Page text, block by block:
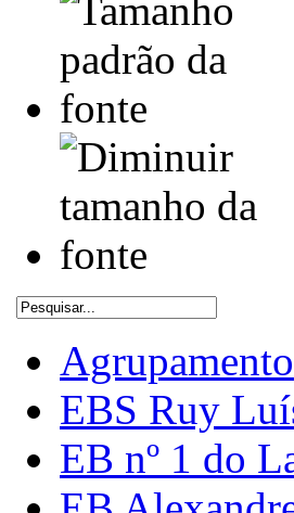
Agrupamento
EBS Ruy
EB nº 1 do